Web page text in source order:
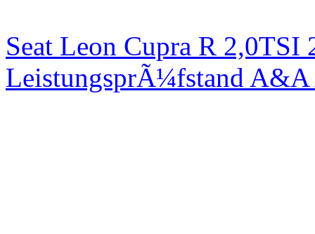
Seat Leon Cupra R
LeistungsprÃ¼fstand